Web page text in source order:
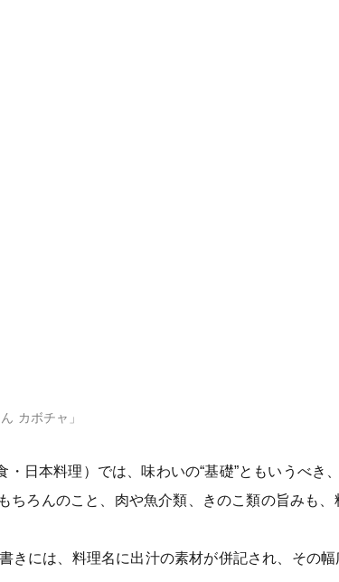
カボチャ」
・日本料理）では、味わいの“基礎”ともいうべ
ちろんのこと、肉や魚介類、きのこ類の旨みも、
きには、料理名に出汁の素材が併記され、その幅